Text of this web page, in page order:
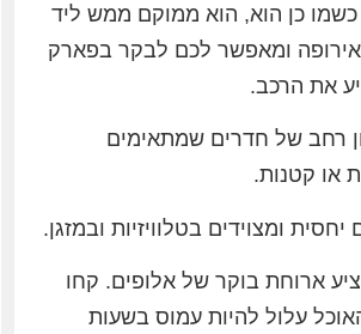
כן הוא, הוא ממוקם ממש ליד
ומאפשר לכם לבקר בפארק
את הרכב.
רחב של חדרים שמתאימים
או קטנות.
ומצוידים בטלוויזיות ובמזגן.
ארוחת בוקר של אלופים. קחו
עלול להיות עמוס בשעות